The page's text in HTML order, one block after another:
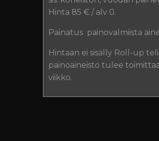
Hinta 85 € / alv 0.
Painatus painovalmiista
Hintaan ei sisälly Roll-up
painoaineisto tulee
viikko.